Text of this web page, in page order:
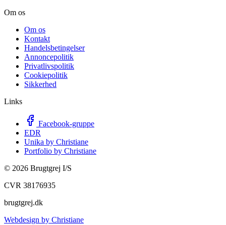
Om os
Om os
Kontakt
Handelsbetingelser
Annoncepolitik
Privatlivspolitik
Cookiepolitik
Sikkerhed
Links
Facebook-gruppe
EDR
Unika by Christiane
Portfolio by Christiane
© 2026 Brugtgrej I/S
CVR 38176935
brugtgrej.dk
Webdesign by Christiane